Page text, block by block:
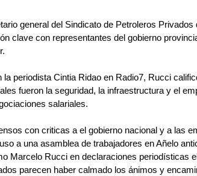
general del Sindicato de Petroleros
clave con representantes del gobierno
la periodista Cintia Ridao en Radio7, Rucci
fueron la seguridad, la infraestructura y el
salariales.
con criticas a el gobierno nacional y a las
a una asamblea de trabajadores en Añelo
Marcelo Rucci en declaraciones periodísticas
parecen haber calmado los ánimos y